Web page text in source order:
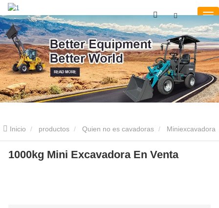
Inicio productos Quien no es cavadoras Miniexcavadora
de 1 tonelada 1000kg Mini Excavadora En Venta
1000kg Mini Excavadora En Venta